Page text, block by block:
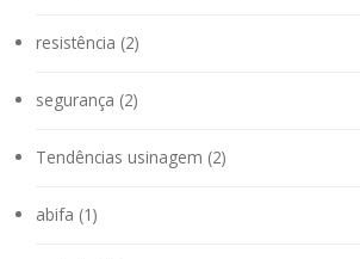
resistência (2)
segurança (2)
Tendências usinagem (2)
abifa (1)